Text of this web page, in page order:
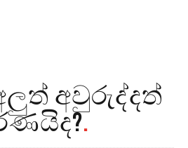
අවුරුද්දත්
.